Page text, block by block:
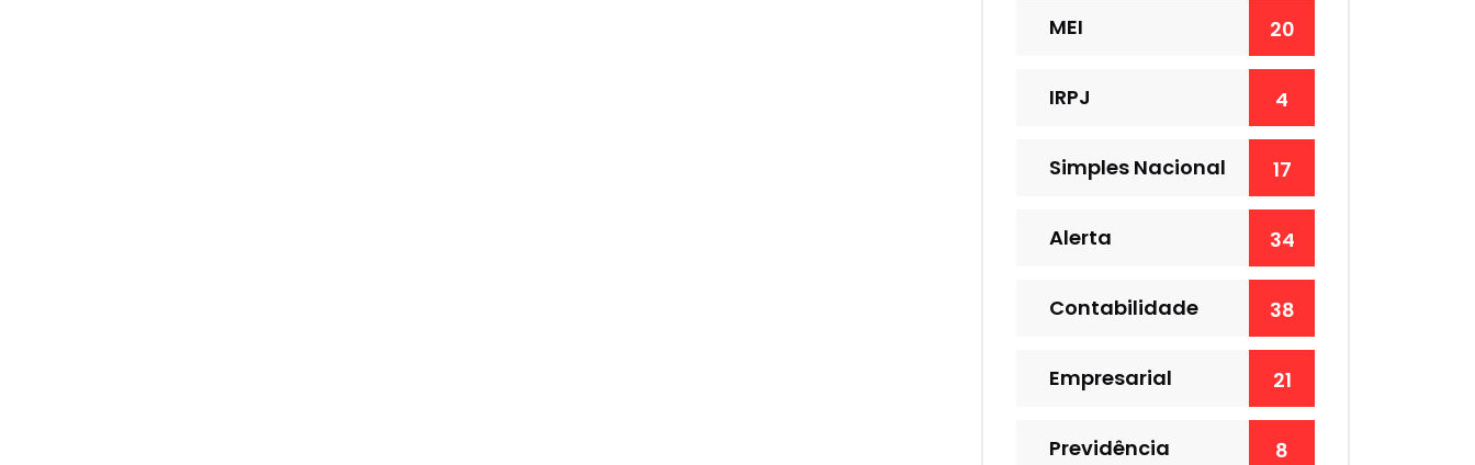
MEI 20
IRPJ 4
Simples Nacional 17
Alerta 34
Contabilidade 38
Empresarial 21
Previdência 8